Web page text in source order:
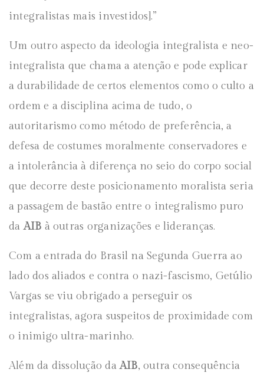
integralistas mais investidos].”
Um outro aspecto da ideologia integralista e neo-
integralista que chama a atenção e pode explicar
a durabilidade de certos elementos como o culto a
ordem e a disciplina acima de tudo, o
autoritarismo como método de preferência, a
defesa de costumes moralmente conservadores e
a intolerância à diferença no seio do corpo social
que decorre deste posicionamento moralista seria
a passagem de bastão entre o integralismo puro
daAIB à outras organizações e lideranças.
Com a entrada do Brasil na Segunda Guerra ao
lado dos aliados e contra o nazi-fascismo, Getúlio
Vargas se viu obrigado a perseguir os
integralistas, agora suspeitos de proximidade com
o inimigo ultra-marinho.
Além da dissolução daAIB, outra consequência